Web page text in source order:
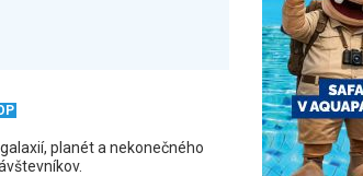
planét a nekonečného